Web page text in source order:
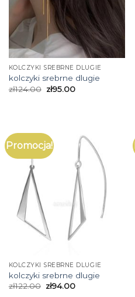
KOLCZYKI SREBRNE DLUGIE
kolczyki srebrne dlugie
zł124.00 zł95.00
Promocja!
KOLCZYKI SREBRNE DLUGIE
kolczyki srebrne dlugie
zł122.00 zł94.00